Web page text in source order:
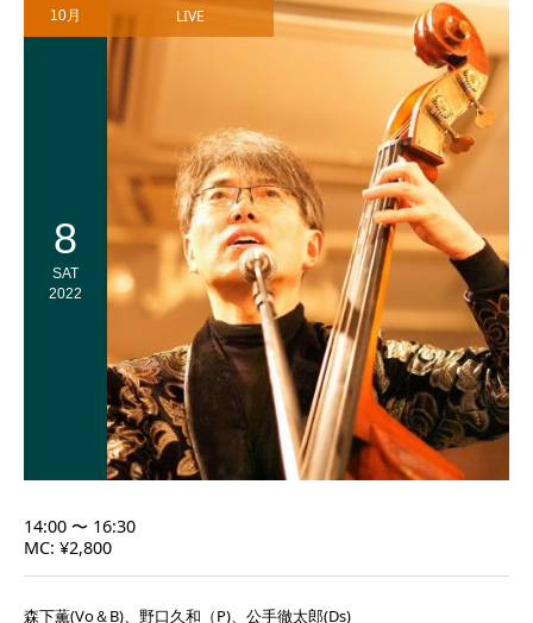
10月
8
SAT
2022
LIVE
14:00 〜 16:30
MC: ¥2,800
森下薫(Vo＆B)、野口久和（P)、公手徹太郎(Ds)